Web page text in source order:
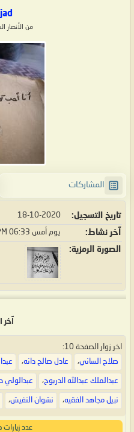
من الأنصار
المشاركات
تاريخ التسجيل 18-10-2020
آخر نشاط يوم أمس 06:33 PM
الصورة الرمزية
آخر
اخر زوار الصفحة 10:
صلاح الساني، عادل صالح دانه،
عبدالملك عبدالله الدربوح، عبدالولي
نبيل مجاهد الفقيه، نشوان النفيش،
عدد